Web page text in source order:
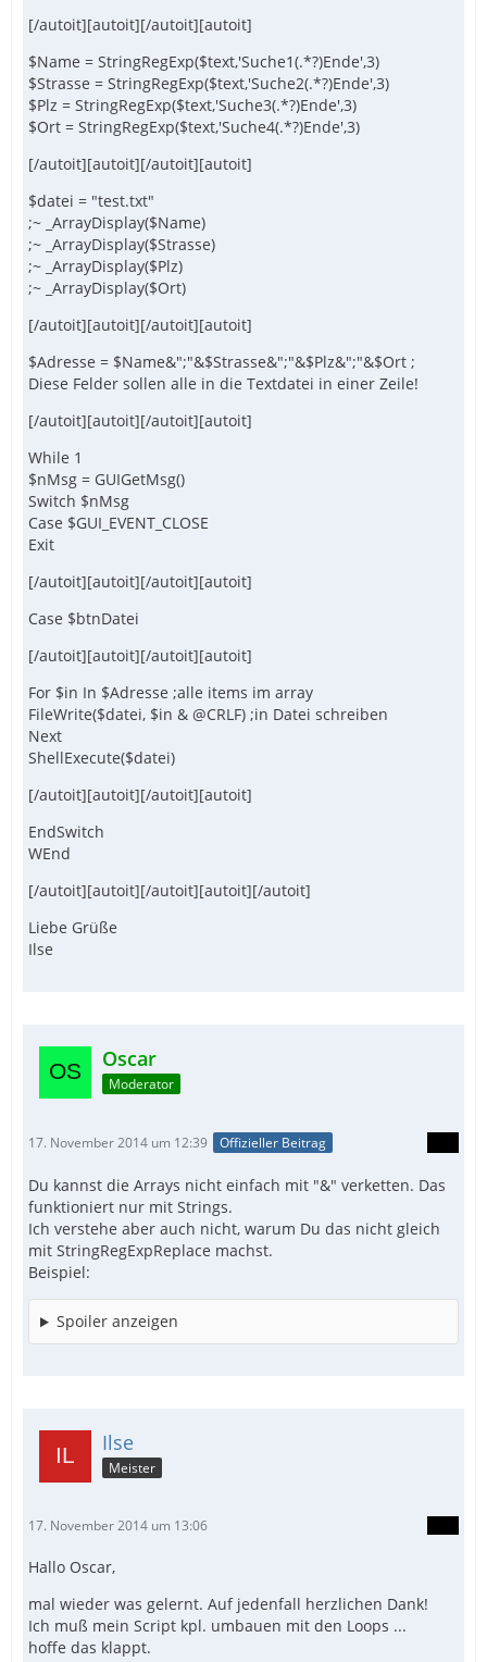
[/autoit][autoit][/autoit][autoit]
$Name = StringRegExp($text,'Suche1(.*?)Ende',3)
$Strasse = StringRegExp($text,'Suche2(.*?)Ende',3)
$Plz = StringRegExp($text,'Suche3(.*?)Ende',3)
$Ort = StringRegExp($text,'Suche4(.*?)Ende',3)
[/autoit][autoit][/autoit][autoit]
$datei = "test.txt"
;~ _ArrayDisplay($Name)
;~ _ArrayDisplay($Strasse)
;~ _ArrayDisplay($Plz)
;~ _ArrayDisplay($Ort)
[/autoit][autoit][/autoit][autoit]
$Adresse = $Name&";"&$Strasse&";"&$Plz&";"&$Ort ;
Diese Felder sollen alle in die Textdatei in einer Zeile!
[/autoit][autoit][/autoit][autoit]
While 1
$nMsg = GUIGetMsg()
Switch $nMsg
Case $GUI_EVENT_CLOSE
Exit
[/autoit][autoit][/autoit][autoit]
Case $btnDatei
[/autoit][autoit][/autoit][autoit]
For $in In $Adresse ;alle items im array
FileWrite($datei, $in & @CRLF) ;in Datei schreiben
Next
ShellExecute($datei)
[/autoit][autoit][/autoit][autoit]
EndSwitch
WEnd
[/autoit][autoit][/autoit][autoit][/autoit]
Liebe Grüße
Ilse
Oscar
Moderator
17. November 2014 um 12:39 Offizieller Beitrag
Du kannst die Arrays nicht einfach mit "&" verketten. Das
funktioniert nur mit Strings.
Ich verstehe aber auch nicht, warum Du das nicht gleich
mit StringRegExpReplace machst.
Beispiel:
Spoiler anzeigen
Ilse
Meister
17. November 2014 um 13:06
Hallo Oscar,
mal wieder was gelernt. Auf jedenfall herzlichen Dank!
Ich muß mein Script kpl. umbauen mit den Loops ...
hoffe das klappt.